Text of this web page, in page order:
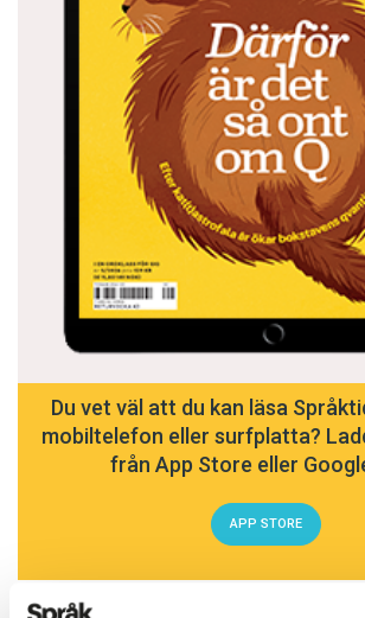
Du vet väl att du kan läsa
mobiltelefon eller surfplatta?
från App Store eller
APP STORE